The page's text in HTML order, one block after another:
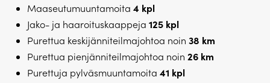
Maaseutumuuntamoita 4 kpl
Jako- ja haaroituskaappeja 125 kpl
Purettua keskijänniteilmajohtoa noin 38 km
Purettua pienjänniteilmajohtoa noin 26 km
Purettuja pylväsmuuntamoita 41 kpl